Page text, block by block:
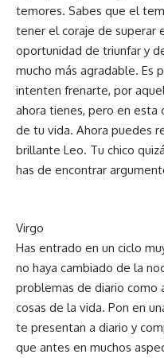
temores. Sabes que el
tener el coraje de superar
oportunidad de triunfar y
mucho más agradable. Es
intenten frenarte, por
ahora tienes, pero en esta
de tu vida. Ahora puedes
brillante Leo. Tu chico
has de encontrar
Virgo
Has entrado en un ciclo
no haya cambiado de la
problemas de diario como
cosas de la vida. Pon en
te presentan a diario y
que antes en muchos